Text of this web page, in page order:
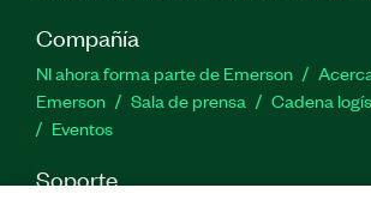
Compañía
NI ahora forma parte de Emerson
Emerson
Sala de prensa
Cadena
Eventos
Soporte